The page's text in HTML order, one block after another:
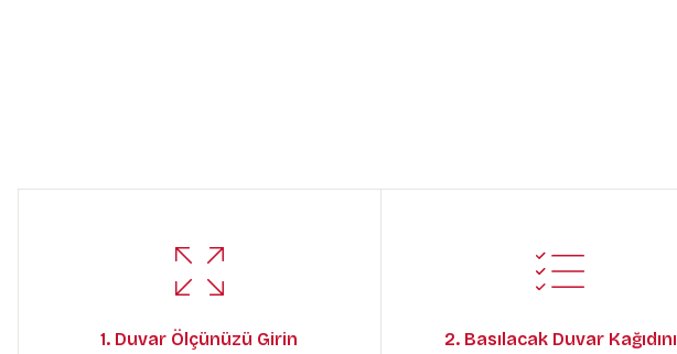
1. Duvar Ölçünüzü Girin
2. Basılacak Duvar Kağıdını